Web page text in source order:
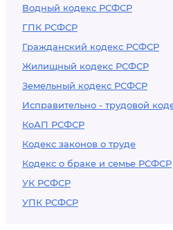
Водный кодекс РСФСР
ГПК РСФСР
Гражданский кодекс РСФСР
Жилищный кодекс РСФСР
Земельный кодекс РСФСР
Исправительно - трудовой
КоАП РСФСР
Кодекс законов о труде
Кодекс о браке и семье РСФСР
УК РСФСР
УПК РСФСР